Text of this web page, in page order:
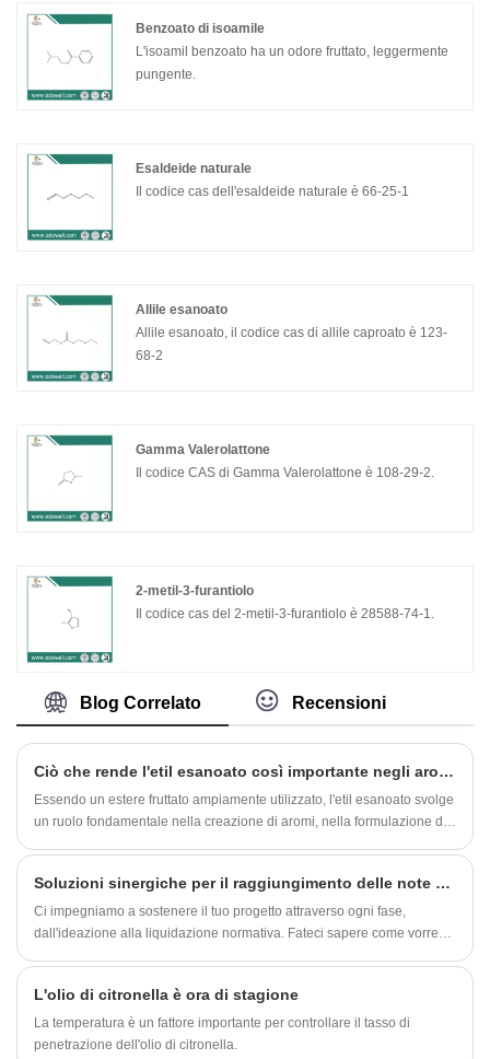
Benzoato di isoamile
L'isoamil benzoato ha un odore fruttato, leggermente
pungente.
Esaldeide naturale
Il codice cas dell'esaldeide naturale è 66-25-1
Allile esanoato
Allile esanoato, il codice cas di allile caproato è 123-
68-2
Gamma Valerolattone
Il codice CAS di Gamma Valerolattone è 108-29-2.
2-metil-3-furantiolo
Il codice cas del 2-metil-3-furantiolo è 28588-74-1.
Blog Correlato Recensioni
Ciò che rende l'etil esanoato così importante negli aromi, nelle fragranze e nelle applicazioni industriali
Essendo un estere fruttato ampiamente utilizzato, l'etil esanoato svolge
un ruolo fondamentale nella creazione di aromi, nella formulazione di
ODOWELL forniscono soluzioni di etil esanoato di alta qualità che
soddisfano i requisiti esigenti delle industrie globali.
Soluzioni sinergiche per il raggiungimento delle note di latte desiderate in margarina
Ci impegniamo a sostenere il tuo progetto attraverso ogni fase,
dall'ideazione alla liquidazione normativa. Fateci sapere come vorresti
L'olio di citronella è ora di stagione
La temperatura è un fattore importante per controllare il tasso di
penetrazione dell'olio di citronella.